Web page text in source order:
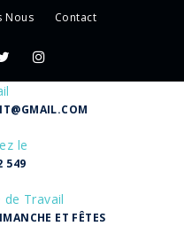
Nous Contact
le
549
de Travail
ET FÊTES